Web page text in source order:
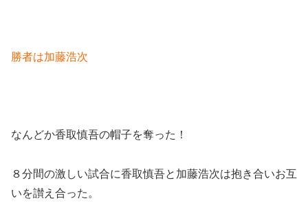
勝者は加藤浩次
なんどか香取慎吾の帽子を奪った！
８分間の激しい試合に香取慎吾と加藤浩次は抱き合いお互
いを讃え合った。